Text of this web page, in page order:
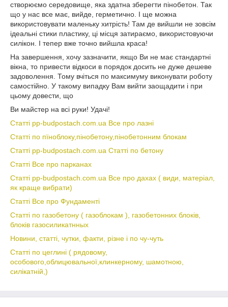
створюємо середовище, яка здатна зберегти пінобетон. Так
що у нас все має, вийде, герметично. І ще можна
використовувати маленьку хитрість! Там де вийшли не зовсім
ідеальні стики пластику, ці місця затираємо, використовуючи
силікон. І тепер вже точно вийшла краса!
На завершення, хочу зазначити, якщо Ви не має стандартні
вікна, то привести відкоси в порядок досить не дуже дешеве
задоволення. Тому вчіться по максимуму виконувати роботу
самостійно. У такому випадку Вам вийти заощадити і при
цьому довести, що
Ви майстер на всі руки! Удачі!
Статті pp-budpostach.com.ua Все про лазні
Статті по пїноблоку,пінобетону,пінобетонним блокам
Статті pp-budpostach.com.ua Статті по бетону
Статті Все про парканах
Статті pp-budpostach.com.ua Все про дахах ( види, матеріал,
як краще вибрати)
Статті Все про Фундаменті
Статті по газобетону ( газоблокам ), газобетонних блоків,
блоків газосиликатнных
Новини, статті, чутки, факти, різне і по чу-чуть
Статті по цеглині ( рядовому,
особового,облицювальної,клинкерному, шамотною,
силікатній,)